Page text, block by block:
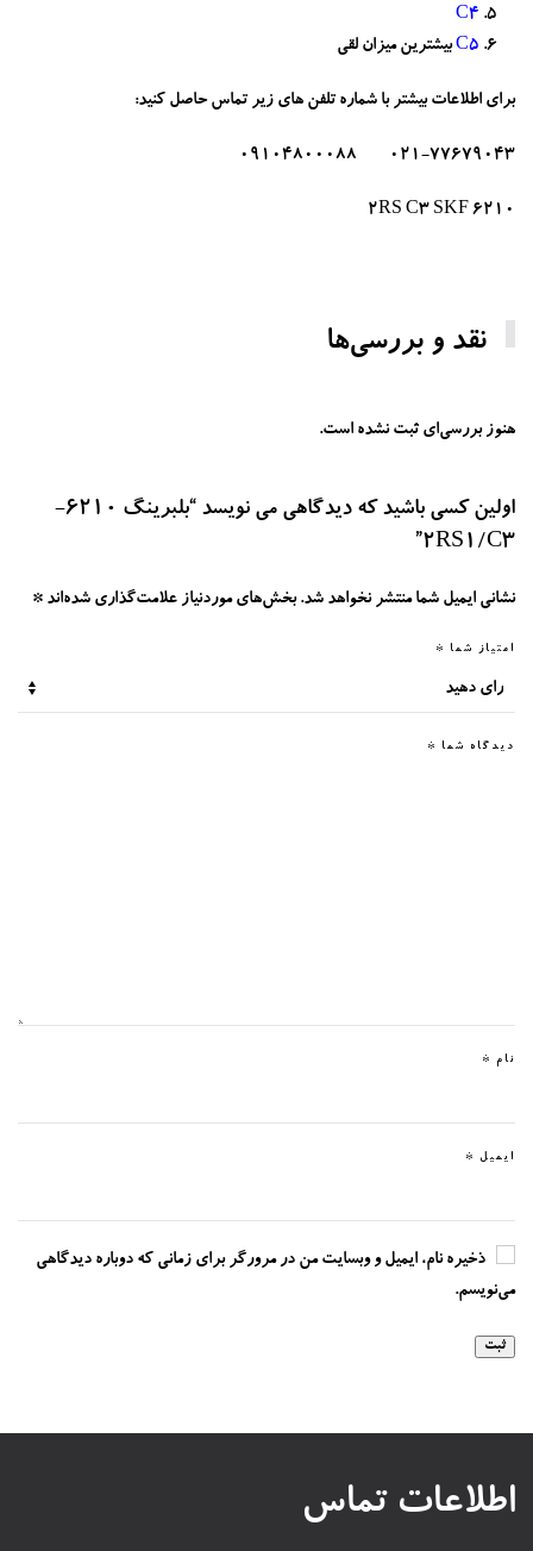
C4
C5بیشترین میزان لقی
برای اطلاعات بیشتر با شماره تلفن های زیر تماس حاصل کنید:
021-77679043 09104800088
6210 2RS C3 SKF
نقد و بررسی‌ها
هنوز بررسی‌ای ثبت نشده است.
اولین کسی باشید که دیدگاهی می نویسد “بلبرینگ 6210-
2RS1/C3”
نشانی ایمیل شما منتشر نخواهد شد. بخش‌های موردنیاز علامت‌گذاری شده‌اند *
امتیاز شما *
دیدگاه شما *
نام *
ایمیل *
ذخیره نام، ایمیل و وبسایت من در مرورگر برای زمانی که دوباره دیدگاهی
می‌نویسم.
اطلاعات تماس